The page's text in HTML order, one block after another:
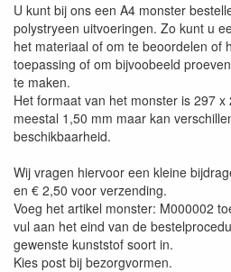
U kunt bij ons een A4 monster
polystryeen uitvoeringen. Zo kunt u
het materiaal of om te beoordelen of
toepassing of om bijvoobeeld
te maken.
Het formaat van het monster is 297
meestal 1,50 mm maar kan
beschikbaarheid.
Wij vragen hiervoor een kleine
en € 2,50 voor verzending.
Voeg het artikel monster: M000002
vul aan het eind van de
gewenste kunststof soort in.
Kies post bij bezorgvormen.